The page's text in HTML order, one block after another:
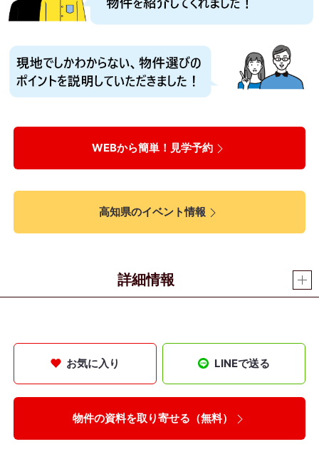
WEBから簡単！見学予約
高知県のイベント情報
詳細情報
お気に入り LINEで送る
物件の資料を取り寄せる（無料）